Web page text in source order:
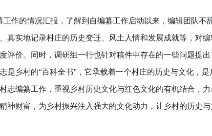
作的情况汇报，了解到自编纂工作启动以来，编辑团队不
真实地记录村庄的历史变迁、风土人情和发展成就等，对
评价。同时，调研组一行也针对稿件中存在的一些问题提
是乡村的“百科全书”，它承载着一个村庄的历史与文化，
志编纂工作，重视乡村历史文化与红色文化的有机结合，
神财富，为乡村振兴注入强大的文化动力，让乡村的历史